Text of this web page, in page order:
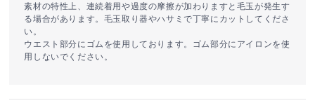
素材の特性上、連続着用や過度の摩擦が加わりますと毛玉が発生す
る場合があります。毛玉取り器やハサミで丁寧にカットしてくださ
い。
ウエスト部分にゴムを使用しております。ゴム部分にアイロンを使
用しないでください。